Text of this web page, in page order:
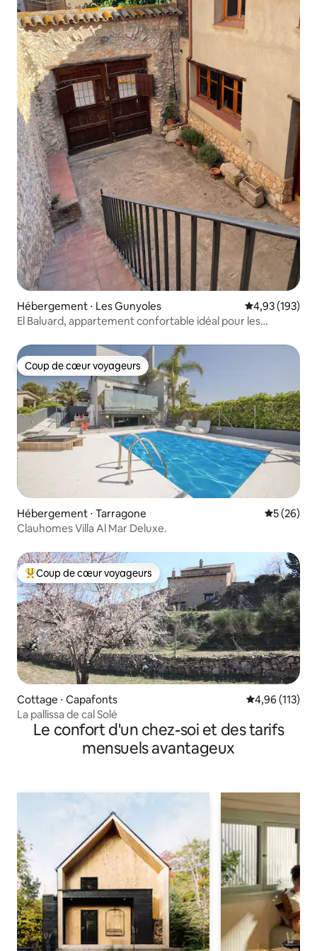
Hébergement ⋅ Les Gunyoles Évaluation
4,93 (193)
El Baluard, appartement confortable idéal pour les
Coup de cœur voyageurs
Coup de cœur voyageurs
Hébergement ⋅ Tarragone
5 (26)
Clauhomes Villa Al Mar Deluxe.
Coups de cœur voyageurs les plus appréciés
Coup de cœur voyageurs
Cottage ⋅ Capafonts Évaluation
4,96 (113)
La pallissa de cal Solé
Le confort d'un chez-soi et des tarifs
mensuels avantageux